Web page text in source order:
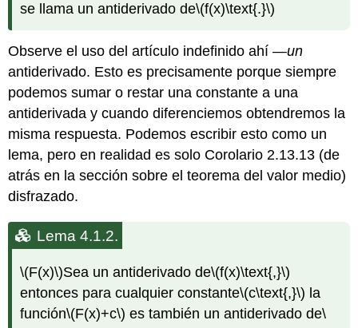
se llama un antiderivado de\(f(x)\text{.}\)
Observe el uso del artículo indefinido ahí—un
antiderivado. Esto es precisamente porque siempre
podemos sumar o restar una constante a una
antiderivada y cuando diferenciemos obtendremos la
misma respuesta. Podemos escribir esto como un
lema, pero en realidad es solo Corolario 2.13.13 (de
atrás en la sección sobre el teorema del valor medio)
disfrazado.
Lema 4.1.2.
\(F(x)\)Sea un antiderivado de\(f(x)\text{,}\)
entonces para cualquier constante\(c\text{,}\) la
función\(F(x)+c\) es también un antiderivado de\